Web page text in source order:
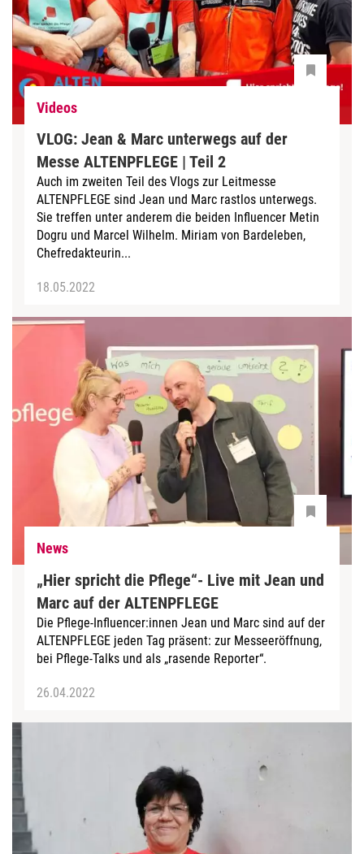
Videos
VLOG: Jean & Marc unterwegs auf der
Messe ALTENPFLEGE | Teil 2
Auch im zweiten Teil des Vlogs zur Leitmesse
ALTENPFLEGE sind Jean und Marc rastlos unterwegs.
Sie treffen unter anderem die beiden Influencer Metin
Dogru und Marcel Wilhelm. Miriam von Bardeleben,
Chefredakteurin...
18.05.2022
News
„Hier spricht die Pflege“- Live mit Jean und
Marc auf der ALTENPFLEGE
Die Pflege-Influencer:innen Jean und Marc sind auf der
ALTENPFLEGE jeden Tag präsent: zur Messeeröffnung,
bei Pflege-Talks und als „rasende Reporter“.
26.04.2022